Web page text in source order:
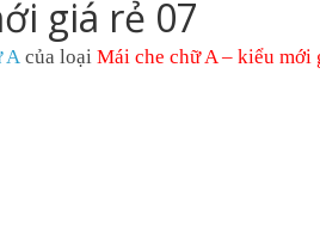
giá rẻ 07
A của loại Mái che chữ A – kiểu mới